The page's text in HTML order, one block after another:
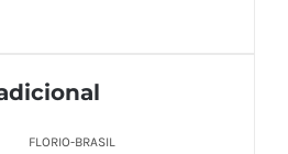
FLORIO-BRASIL